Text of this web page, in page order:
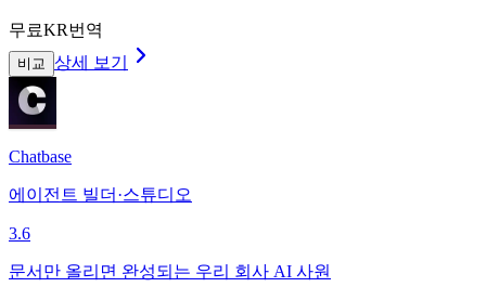
무료KR번역
비교 상세 보기
Chatbase
에이전트 빌더·스튜디오
3.6
문서만 올리면 완성되는 우리 회사 AI 사원